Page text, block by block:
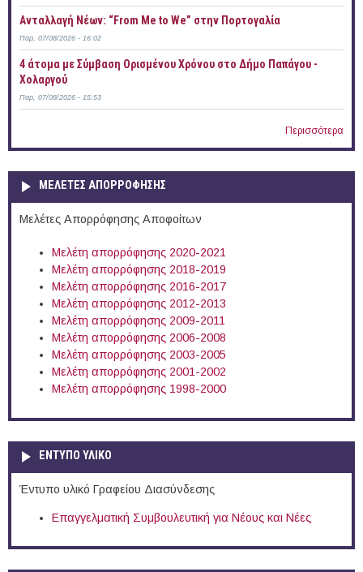
Ανταλλαγή Νέων: “From Me to We” στην Πορτογαλία
Παρ, 07/08/2026 - 16:02
4 άτομα με Σύμβαση Ορισμένου Χρόνου στο Δήμο Παπάγου -
Χολαργού
Παρ, 07/08/2026 - 15:53
Περισσότερα
ΜΕΛΕΤΕΣ ΑΠΟΡΡΟΦΗΣΗΣ
Μελέτες Απορρόφησης Αποφοίτων
Μελέτη απορρόφησης 2020-2021
Μελέτη απορρόφησης 2018-2019
Μελέτη απορρόφησης 2016-2017
Μελέτη απορρόφησης 2012-2013
Μελέτη απορρόφησης 2009-2011
Μελέτη απορρόφησης 2006-2008
Μελέτη απορρόφησης 2003-2005
Μελέτη απορρόφησης 2001-2002
Μελέτη απορρόφησης 1998-2000
ΕΝΤΥΠΟ ΥΛΙΚΟ
Έντυπο υλικό Γραφείου Διασύνδεσης
Επαγγελματική Συμβουλευτική για Νέους και Νέες